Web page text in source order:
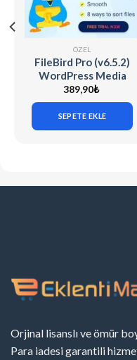
ÖZEL
FileBird Pro (v6.5.2)
WordPress Media
Library Folders
389,90₺
SEPETE EKLE
Orjinal lisanslı ve ömür
Para iadesi garantili